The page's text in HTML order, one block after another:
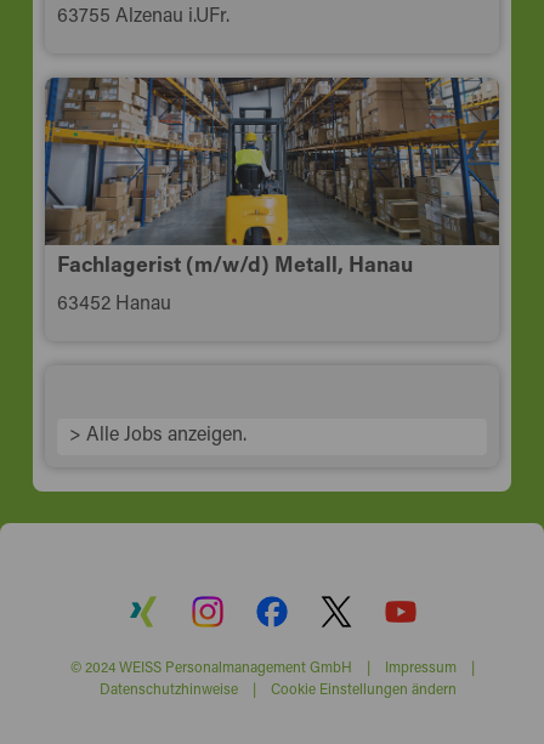
63755 Alzenau i.UFr.
Fachlagerist (m/w/d) Metall, Hanau
63452 Hanau
> Alle Jobs anzeigen.
© 2024 WEISS Personalmanagement GmbH | Impressum|
Datenschutzhinweise| Cookie Einstellungen ändern